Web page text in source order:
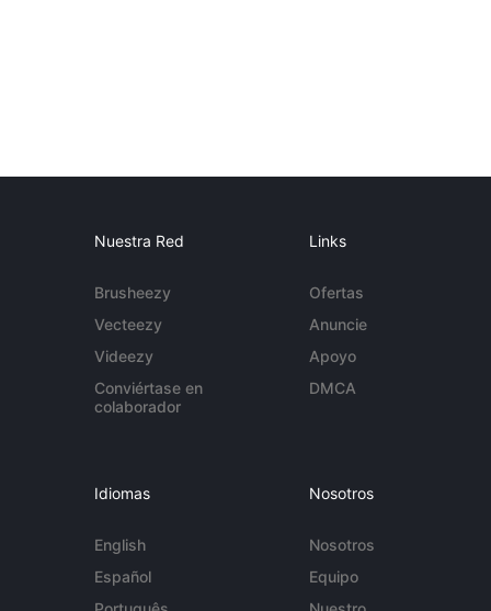
Nuestra Red
Brusheezy
Vecteezy
Videezy
Conviértase en
colaborador
Links
Ofertas
Anuncie
Apoyo
DMCA
Idiomas
English
Español
Nosotros
Nosotros
Equipo